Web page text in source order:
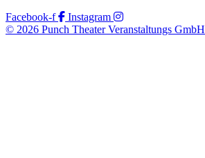
Facebook-f
Instagram
© 2026 Punch Theater Veranstaltungs GmbH